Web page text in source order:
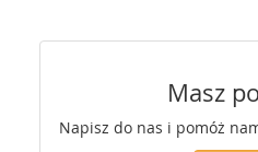
Masz
Napisz do nas i pomóż